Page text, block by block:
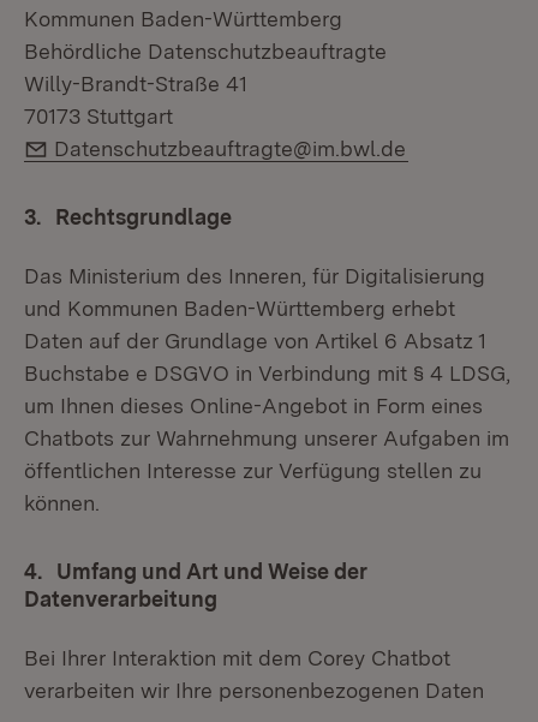
Kommunen Baden-Württemberg
Behördliche Datenschutzbeauftragte
Willy-Brandt-Straße 41
70173 Stuttgart
E-Mail:
Datenschutzbeauftragte@im.bwl.de
3. Rechtsgrundlage
Das Ministerium des Inneren, für Digitalisierung
und Kommunen Baden-Württemberg erhebt
Daten auf der Grundlage von Artikel 6 Absatz 1
Buchstabe e DSGVO in Verbindung mit § 4 LDSG,
um Ihnen dieses Online-Angebot in Form eines
Chatbots zur Wahrnehmung unserer Aufgaben im
öffentlichen Interesse zur Verfügung stellen zu
können.
4. Umfang und Art und Weise der
Datenverarbeitung
Bei Ihrer Interaktion mit dem Corey Chatbot
verarbeiten wir Ihre personenbezogenen Daten